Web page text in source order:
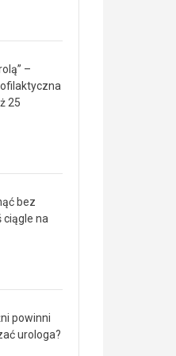
–
25
bez
ciągle na
powinni
urologa?